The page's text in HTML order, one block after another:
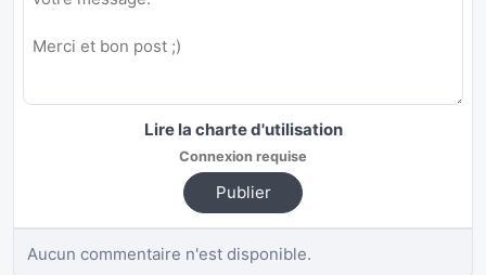
Lire la charte d'utilisation
Connexion requise
Publier
Aucun commentaire n'est disponible.